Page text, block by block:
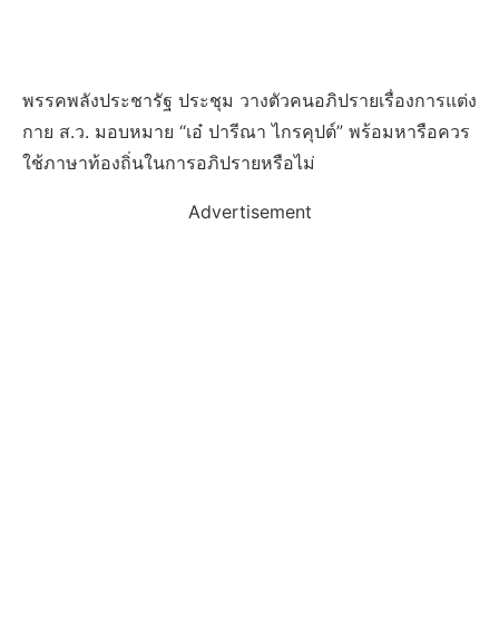
พรรคพลังประชารัฐ ประชุม วางตัวคนอภิปรายเรื่องการแต่ง
กาย ส.ว. มอบหมาย “เอ๋ ปารีณา ไกรคุปต์” พร้อมหารือควร
ใช้ภาษาท้องถิ่นในการอภิปรายหรือไม่
Advertisement